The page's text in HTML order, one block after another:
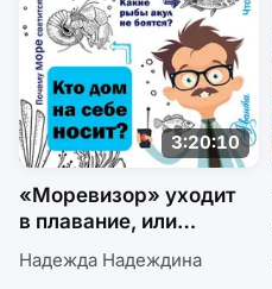
3:20:10
«Моревизор» уходит
в плавание, или
Путешествие в глубь
океана
Надежда Надеждина